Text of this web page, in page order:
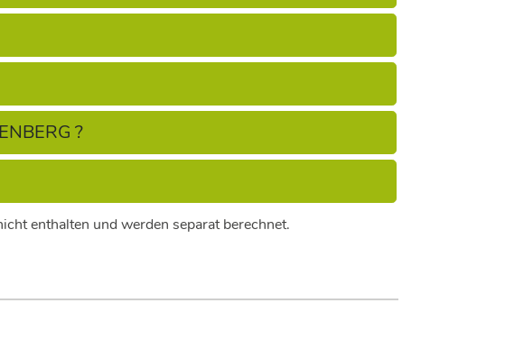
?
enthalten und werden separat berechnet.